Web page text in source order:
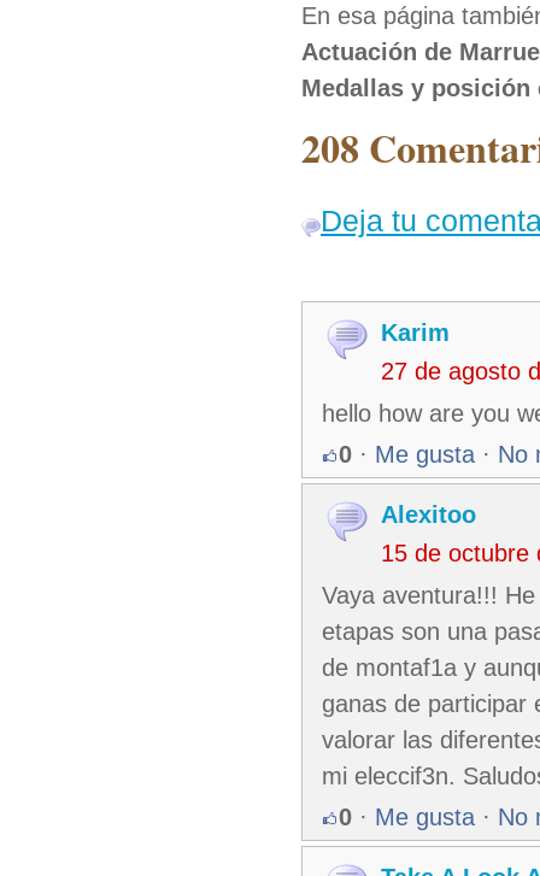
En esa página
Actuación de
Medallas y posición
208
Deja tu
Karim
27 de agosto
hello how are you
0 · Me gusta · No
Alexitoo
15 de octubre
Vaya aventura!!!
etapas son una
de montaf1a y
ganas de participar
valorar las
mi eleccif3n.
0 · Me gusta · No